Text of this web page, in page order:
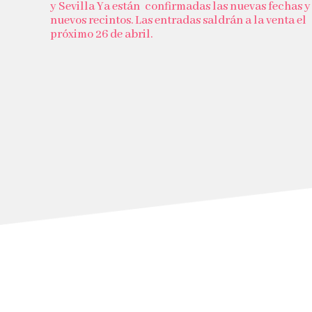
y Sevilla Ya están confirmadas las nuevas fechas
nuevos recintos. Las entradas saldrán a la venta el
próximo 26 de abril.